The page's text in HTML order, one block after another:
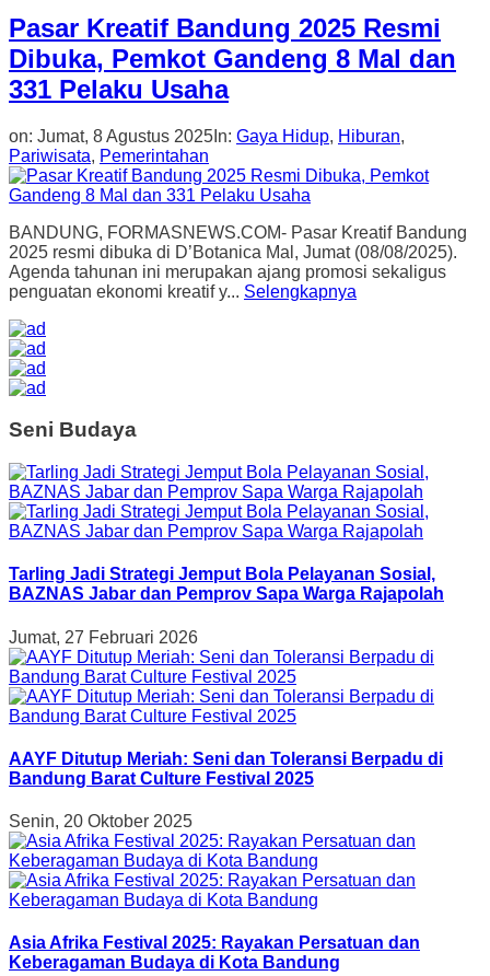
Pasar Kreatif Bandung 2025 Resmi
Dibuka, Pemkot Gandeng 8 Mal dan
331 Pelaku Usaha
on: Jumat, 8 Agustus 2025 In: Gaya Hidup, Hiburan,
Pariwisata, Pemerintahan
BANDUNG, FORMASNEWS.COM- Pasar Kreatif Bandung
2025 resmi dibuka di D’Botanica Mal, Jumat (08/08/2025).
Agenda tahunan ini merupakan ajang promosi sekaligus
penguatan ekonomi kreatif y... Selengkapnya
Seni Budaya
Tarling Jadi Strategi Jemput Bola Pelayanan Sosial,
BAZNAS Jabar dan Pemprov Sapa Warga Rajapolah
Jumat, 27 Februari 2026
AAYF Ditutup Meriah: Seni dan Toleransi Berpadu di
Bandung Barat Culture Festival 2025
Senin, 20 Oktober 2025
Asia Afrika Festival 2025: Rayakan Persatuan dan
Keberagaman Budaya di Kota Bandung